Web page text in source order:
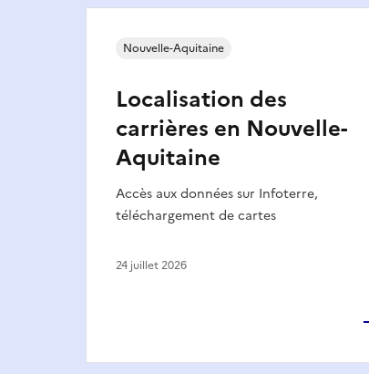
Localisation des
carrières en Nouvelle-
Aquitaine
Accès aux données sur Infoterre,
téléchargement de cartes
Nouvelle-Aquitaine
24 juillet 2026